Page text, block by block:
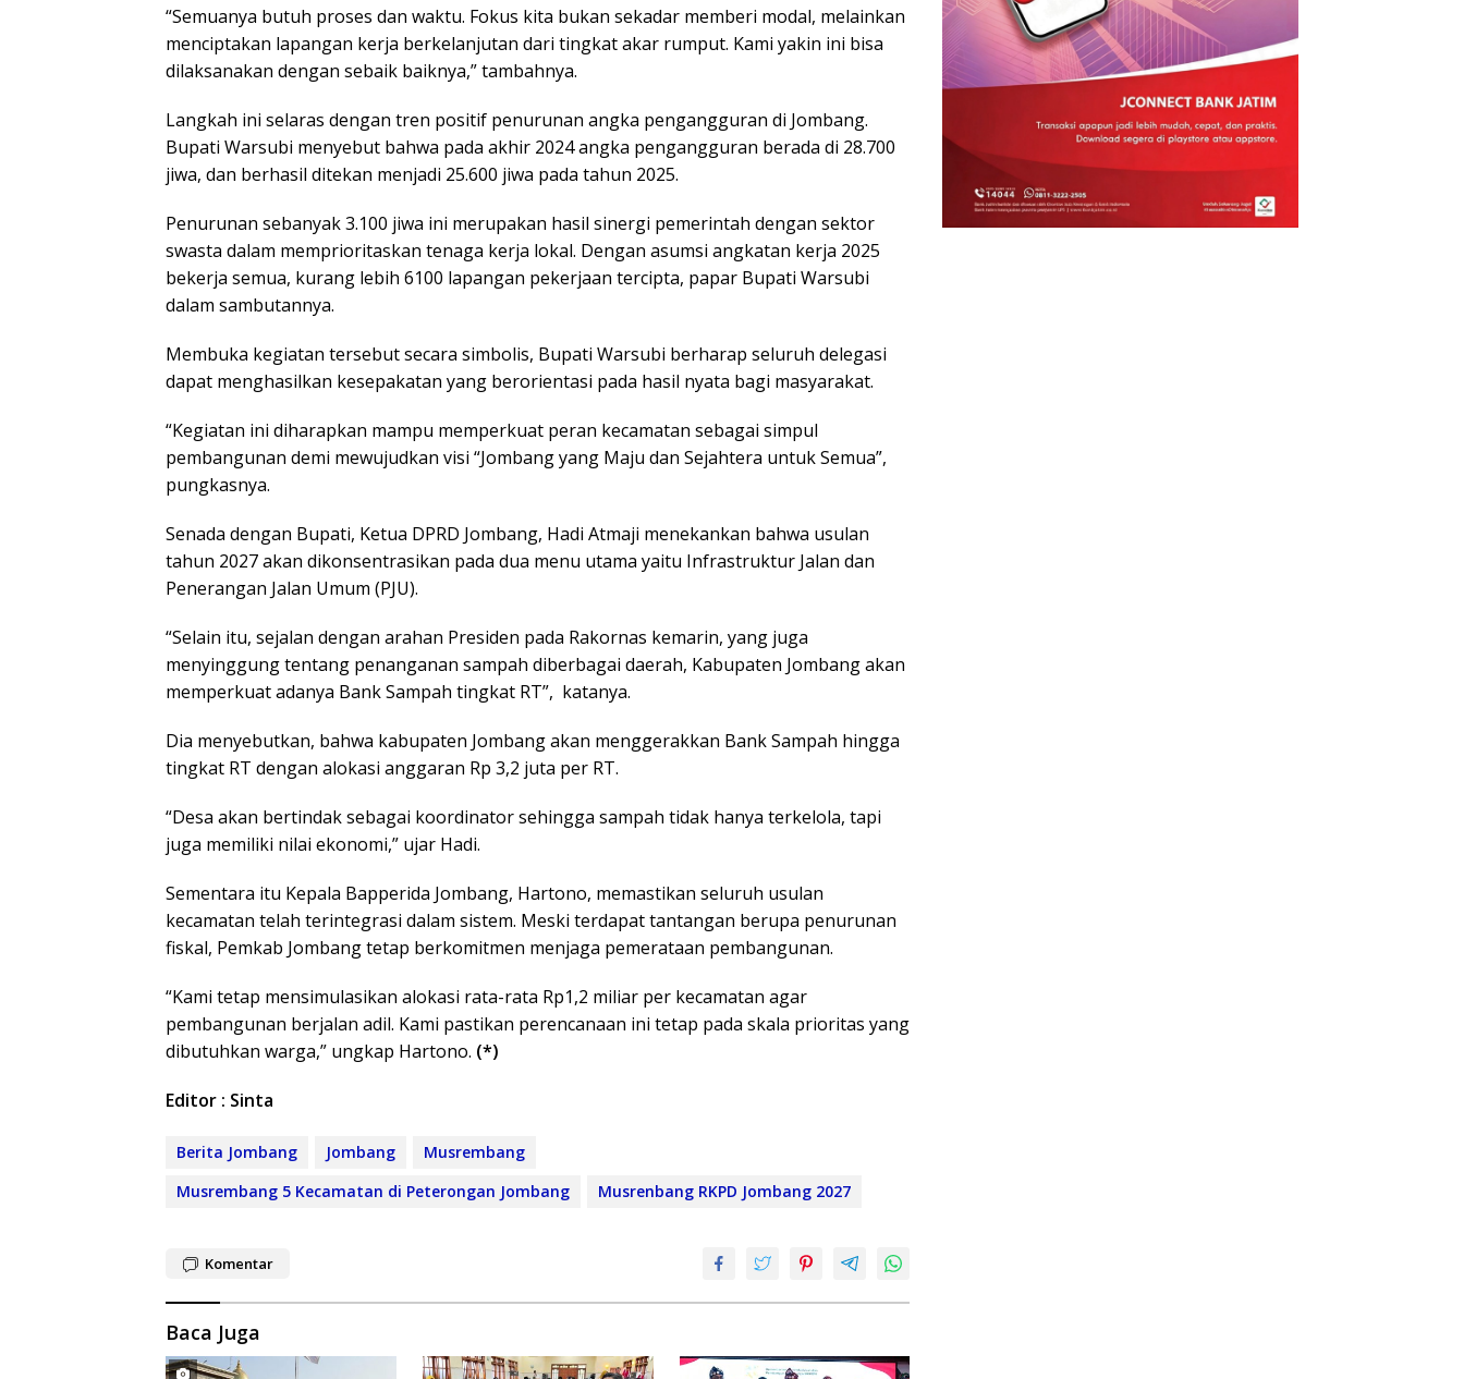
“Semuanya butuh proses dan waktu. Fokus kita bukan sekadar memberi modal, melainkan
menciptakan lapangan kerja berkelanjutan dari tingkat akar rumput. Kami yakin ini bisa
dilaksanakan dengan sebaik baiknya,” tambahnya.
Langkah ini selaras dengan tren positif penurunan angka pengangguran di Jombang.
Bupati Warsubi menyebut bahwa pada akhir 2024 angka pengangguran berada di 28.700
jiwa, dan berhasil ditekan menjadi 25.600 jiwa pada tahun 2025.
Penurunan sebanyak 3.100 jiwa ini merupakan hasil sinergi pemerintah dengan sektor
swasta dalam memprioritaskan tenaga kerja lokal. Dengan asumsi angkatan kerja 2025
bekerja semua, kurang lebih 6100 lapangan pekerjaan tercipta, papar Bupati Warsubi
dalam sambutannya.
Membuka kegiatan tersebut secara simbolis, Bupati Warsubi berharap seluruh delegasi
dapat menghasilkan kesepakatan yang berorientasi pada hasil nyata bagi masyarakat.
“Kegiatan ini diharapkan mampu memperkuat peran kecamatan sebagai simpul
pembangunan demi mewujudkan visi “Jombang yang Maju dan Sejahtera untuk Semua”,
pungkasnya.
Senada dengan Bupati, Ketua DPRD Jombang, Hadi Atmaji menekankan bahwa usulan
tahun 2027 akan dikonsentrasikan pada dua menu utama yaitu Infrastruktur Jalan dan
Penerangan Jalan Umum (PJU).
“Selain itu, sejalan dengan arahan Presiden pada Rakornas kemarin, yang juga
menyinggung tentang penanganan sampah diberbagai daerah, Kabupaten Jombang akan
memperkuat adanya Bank Sampah tingkat RT”, katanya.
Dia menyebutkan, bahwa kabupaten Jombang akan menggerakkan Bank Sampah hingga
tingkat RT dengan alokasi anggaran Rp 3,2 juta per RT.
“Desa akan bertindak sebagai koordinator sehingga sampah tidak hanya terkelola, tapi
juga memiliki nilai ekonomi,” ujar Hadi.
Sementara itu Kepala Bapperida Jombang, Hartono, memastikan seluruh usulan
kecamatan telah terintegrasi dalam sistem. Meski terdapat tantangan berupa penurunan
fiskal, Pemkab Jombang tetap berkomitmen menjaga pemerataan pembangunan.
“Kami tetap mensimulasikan alokasi rata-rata Rp1,2 miliar per kecamatan agar
pembangunan berjalan adil. Kami pastikan perencanaan ini tetap pada skala prioritas yang
dibutuhkan warga,” ungkap Hartono. (*)
Editor : Sinta
Berita Jombang Jombang
Musrembang
Musrembang 5 Kecamatan di Peterongan Jombang
Musrenbang RKPD Jombang 2027
Komentar
Baca Juga